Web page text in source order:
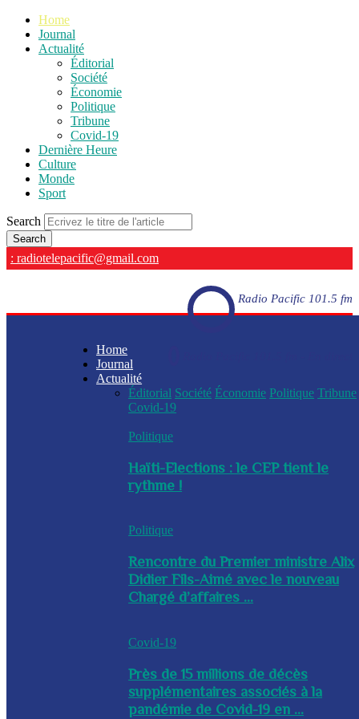
Home
Journal
Actualité
Éditorial
Société
Économie
Politique
Tribune
Covid-19
Dernière Heure
Culture
Monde
Sport
Search
: radiotelepacific@gmail.com
Radio Pacific 101.5 fm
Home
Journal
Actualité
Éditorial Société Économie Politique Tribune
Covid-19
Politique
Haïti-Elections : le CEP tient le
rythme !
Politique
Rencontre du Premier ministre Alix
Didier Fils-Aimé avec le nouveau
Chargé d’affaires ...
Covid-19
Près de 15 millions de décès
supplémentaires associés à la
pandémie de Covid-19 en ...